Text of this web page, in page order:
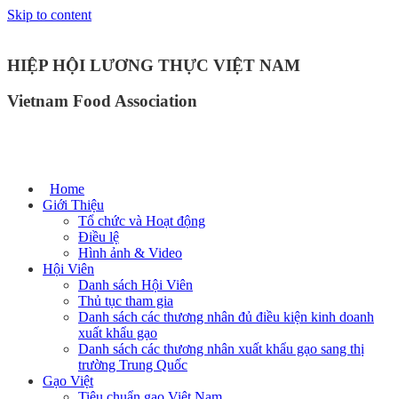
Skip to content
HIỆP HỘI LƯƠNG THỰC VIỆT NAM
Vietnam Food Association
Home
Giới Thiệu
Tổ chức và Hoạt động
Điều lệ
Hình ảnh & Video
Hội Viên
Danh sách Hội Viên
Thủ tục tham gia
Danh sách các thương nhân đủ điều kiện kinh doanh
xuất khẩu gạo
Danh sách các thương nhân xuất khẩu gạo sang thị
trường Trung Quốc
Gạo Việt